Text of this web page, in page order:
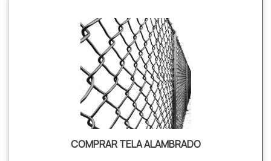
fogo e acessórios específicos, conforme a
necessidade do cliente.
COMPRAR TELA ALAMBRADO